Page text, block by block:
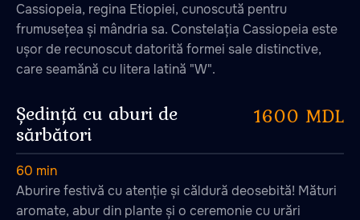
Cassiopeia, regina Etiopiei, cunoscută pentru
frumusețea și mândria sa. Constelația Cassiopeia este
ușor de recunoscut datorită formei sale distinctive,
care seamănă cu litera latină "W".
Ședință cu aburi de
sărbători
1600 MDL
60 min
Aburire festivă cu atenție și căldură deosebită! Mături
aromate, abur din plante și o ceremonie cu urări